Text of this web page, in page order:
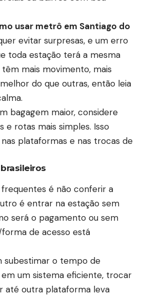
usar metrô em Santiago do
evitar surpresas, e um erro
toda estação terá a mesma
mais movimento, mais
do que outras, então leia
bagagem maior, considere
e rotas mais simples. Isso
plataformas e nas trocas de
é não conferir a
é entrar na estação sem
será o pagamento ou sem
de acesso está
subestimar o tempo de
em um sistema eficiente, trocar
até outra plataforma leva